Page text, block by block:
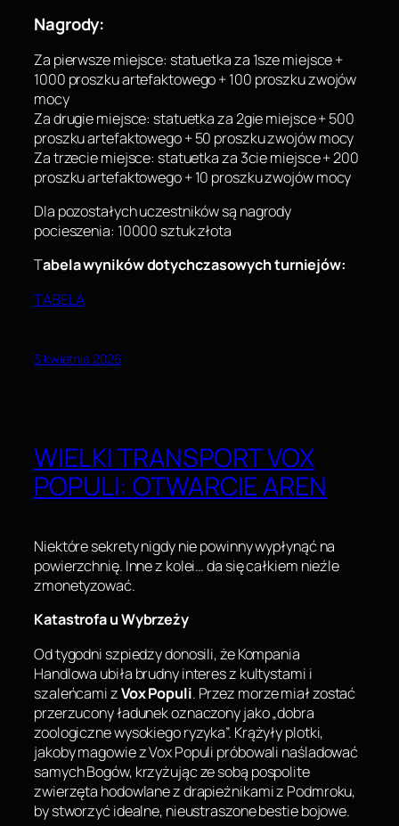
Nagrody:
Za pierwsze miejsce: statuetka za 1sze miejsce +
1000 proszku artefaktowego + 100 proszku zwojów
mocy
Za drugie miejsce: statuetka za 2gie miejsce + 500
proszku artefaktowego + 50 proszku zwojów mocy
Za trzecie miejsce: statuetka za 3cie miejsce + 200
proszku artefaktowego + 10 proszku zwojów mocy
Dla pozostałych uczestników są nagrody
pocieszenia: 10000 sztuk złota
Tabela wyników dotychczasowych turniejów:
TABELA
3 kwietnia 2026
WIELKI TRANSPORT VOX
POPULI: OTWARCIE AREN
Niektóre sekrety nigdy nie powinny wypłynąć na
powierzchnię. Inne z kolei… da się całkiem nieźle
zmonetyzować.
Katastrofa u Wybrzeży
Od tygodni szpiedzy donosili, że Kompania
Handlowa ubiła brudny interes z kultystami i
szaleńcami zVox Populi. Przez morze miał zostać
przerzucony ładunek oznaczony jako „dobra
zoologiczne wysokiego ryzyka”. Krążyły plotki,
jakoby magowie z Vox Populi próbowali naśladować
samych Bogów, krzyżując ze sobą pospolite
zwierzęta hodowlane z drapieżnikami z Podmroku,
by stworzyć idealne, nieustraszone bestie bojowe.